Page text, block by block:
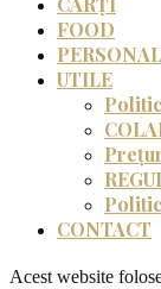
FOOD
PERSONAL
UTILE
CONTACT
Acest website